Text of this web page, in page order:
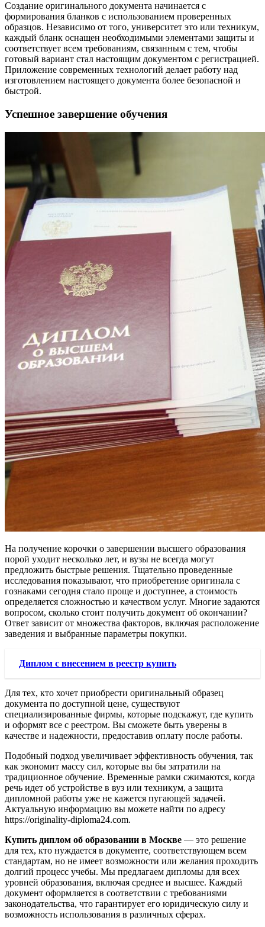
Создание оригинального документа начинается с
формирования бланков с использованием проверенных
образцов. Независимо от того, университет это или техникум,
каждый бланк оснащен необходимыми элементами защиты и
соответствует всем требованиям, связанным с тем, чтобы
готовый вариант стал настоящим документом с регистрацией.
Приложение современных технологий делает работу над
изготовлением настоящего документа более безопасной и
быстрой.
Успешное завершение обучения
На получение корочки о завершении высшего образования
порой уходит несколько лет, и вузы не всегда могут
предложить быстрые решения. Тщательно проведенные
исследования показывают, что приобретение оригинала с
гознаками сегодня стало проще и доступнее, а стоимость
определяется сложностью и качеством услуг. Многие задаются
вопросом, сколько стоит получить документ об окончании?
Ответ зависит от множества факторов, включая расположение
заведения и выбранные параметры покупки.
Диплом с внесением в реестр купить
Для тех, кто хочет приобрести оригинальный образец
документа по доступной цене, существуют
специализированные фирмы, которые подскажут, где купить
и оформят все с реестром. Вы сможете быть уверены в
качестве и надежности, предоставив оплату после работы.
Подобный подход увеличивает эффективность обучения, так
как экономит массу сил, которые вы бы затратили на
традиционное обучение. Временные рамки сжимаются, когда
речь идет об устройстве в вуз или техникум, а защита
дипломной работы уже не кажется пугающей задачей.
Актуальную информацию вы можете найти по адресу
https://originality-diploma24.com.
Купить диплом об образовании в Москве — это решение
для тех, кто нуждается в документе, соответствующем всем
стандартам, но не имеет возможности или желания проходить
долгий процесс учебы. Мы предлагаем дипломы для всех
уровней образования, включая среднее и высшее. Каждый
документ оформляется в соответствии с требованиями
законодательства, что гарантирует его юридическую силу и
возможность использования в различных сферах.